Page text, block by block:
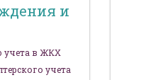
и
учета в ЖКХ
учета